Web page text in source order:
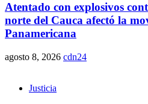
Atentado con explosivos
norte del Cauca afectó la
Panamericana
agosto 8, 2026 cdn24
Justicia